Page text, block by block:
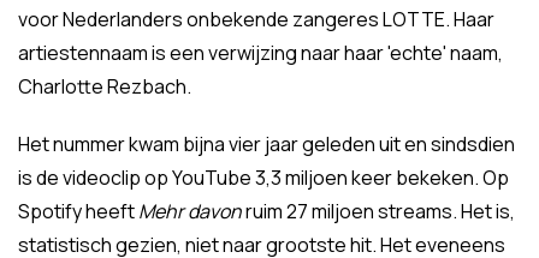
voor Nederlanders onbekende zangeres LOTTE. Haar
artiestennaam is een verwijzing naar haar 'echte' naam,
Charlotte Rezbach.
Het nummer kwam bijna vier jaar geleden uit en sindsdien
is de videoclip op YouTube 3,3 miljoen keer bekeken. Op
Spotify heeftMehr davonruim 27 miljoen streams. Het is,
statistisch gezien, niet naar grootste hit. Het eveneens